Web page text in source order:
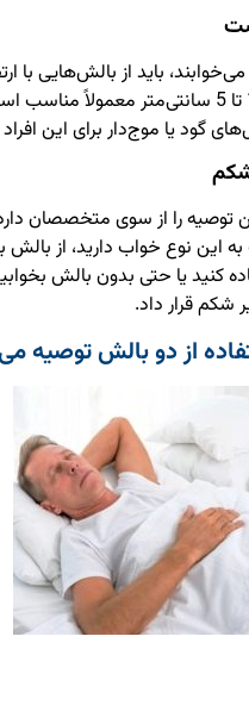
می‌خوابند، باید از بالش‌هایی با
ضخامت حدود 1 تا 5 سانتی‌متر
گود یا موج‌دار برای این
را از سوی متخصصان دارد،
کنید یا حتی بدون بالش
شکم قرار داد.
از دو بالش توصیه